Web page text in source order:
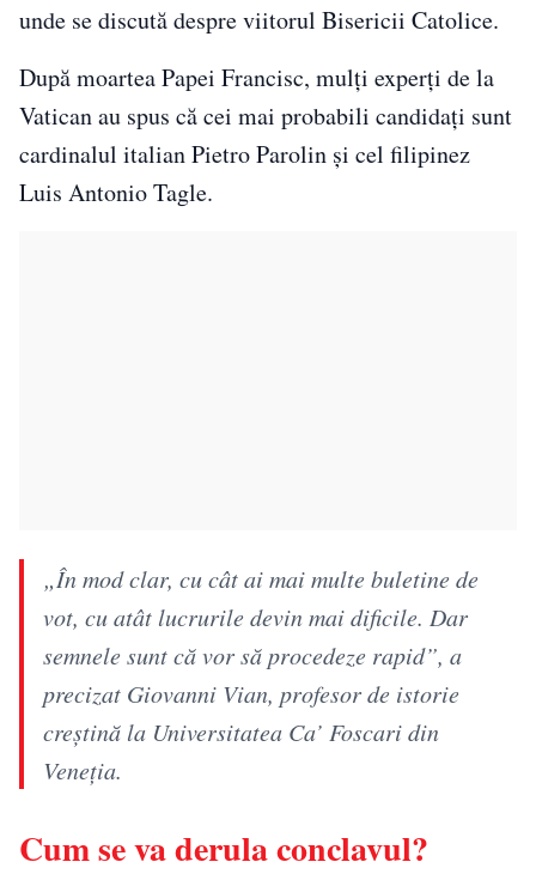
unde se discută despre viitorul Bisericii Catolice.
După moartea Papei Francisc, mulți experți de la
Vatican au spus că cei mai probabili candidați sunt
cardinalul italian Pietro Parolin și cel filipinez
Luis Antonio Tagle.
„În mod clar, cu cât ai mai multe buletine de
vot, cu atât lucrurile devin mai dificile. Dar
semnele sunt că vor să procedeze rapid”, a
precizat Giovanni Vian, profesor de istorie
creştină la Universitatea Ca’ Foscari din
Veneţia.
Cum se va derula conclavul?